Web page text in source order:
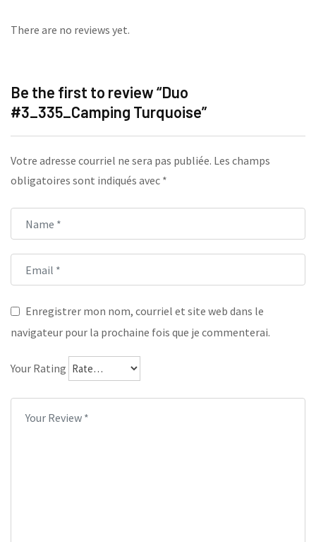
There are no reviews yet.
Be the first to review “Duo
#3_335_Camping Turquoise”
Votre adresse courriel ne sera pas publiée. Les champs
obligatoires sont indiqués avec *
Enregistrer mon nom, courriel et site web dans le
navigateur pour la prochaine fois que je commenterai.
Your Rating